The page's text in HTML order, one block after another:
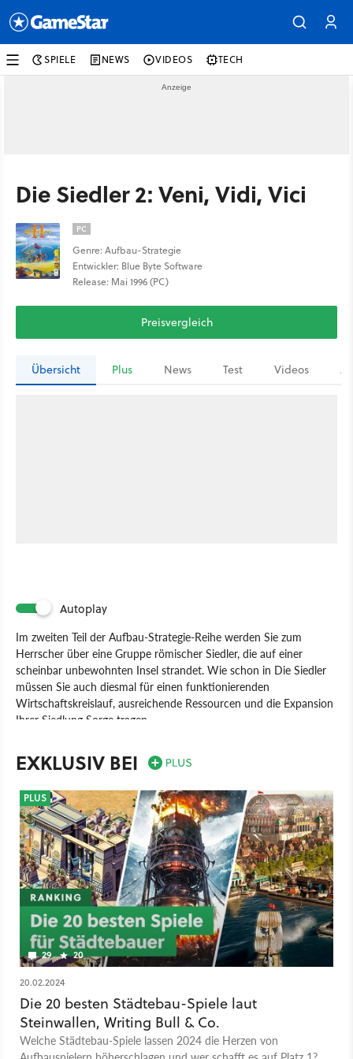
SPIELE NEWS VIDEOS TECH
Die Siedler 2: Veni, Vidi, Vici
PC
Genre: Aufbau-Strategie
Entwickler: Blue Byte Software
Release: Mai 1996 (PC)
Preisvergleich
Übersicht Plus News Test Videos
Autoplay
Im zweiten Teil der Aufbau-Strategie-Reihe werden Sie zum
Herrscher über eine Gruppe römischer Siedler, die auf einer
scheinbar unbewohnten Insel strandet. Wie schon in Die Siedler
müssen Sie auch diesmal für einen funktionierenden
Wirtschaftskreislauf, ausreichende Ressourcen und die Expansion
Ihrer Siedlung Sorge tragen.
Blue Byte Software
Die Siedler 2: Veni, Vidi, Vici
EXKLUSIV BEI
29 20
PLUS
20.02.2024
Die 20 besten Städtebau-Spiele laut
Steinwallen, Writing Bull & Co.
Welche Städtebau-Spiele lassen 2024 die Herzen von